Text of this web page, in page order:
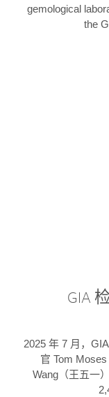
gemological
the
GIA
2025 年 7 月，
官 Tom
Wang（王五一